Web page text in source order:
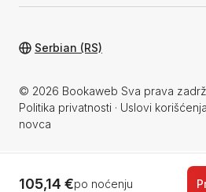
105,14 €po noćenju
© 2026 Bookaweb Sva prava
Politika privatnosti · Uslovi korišćenja
novca
Serbian (RS)